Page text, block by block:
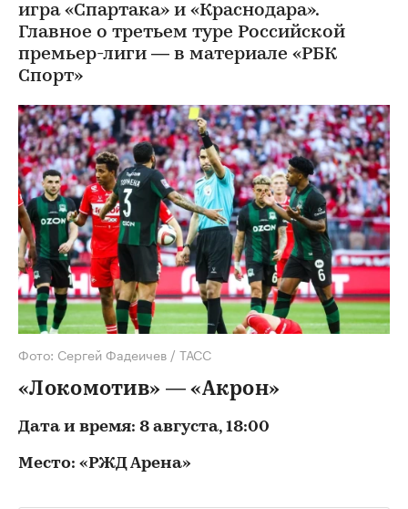
игра «Спартака» и «Краснодара».
Главное о третьем туре Российской
премьер-лиги — в материале «РБК
Спорт»
Фото: Сергей Фадеичев / ТАСС
«Локомотив» — «Акрон»
Дата и время: 8 августа, 18:00
Место: «РЖД Арена»